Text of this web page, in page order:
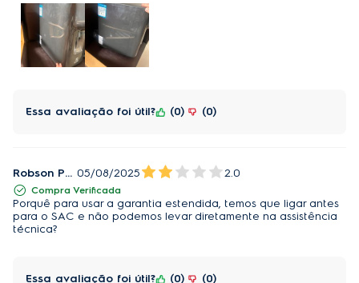
Essa avaliação foi útil? 0 0
Robson Paulo barreto 05/08/2025 2.0
Compra Verificada
Porquê para usar a garantia estendida, temos que ligar antes
para o SAC e não podemos levar diretamente na assistência
técnica?
Essa avaliação foi útil? 0 0